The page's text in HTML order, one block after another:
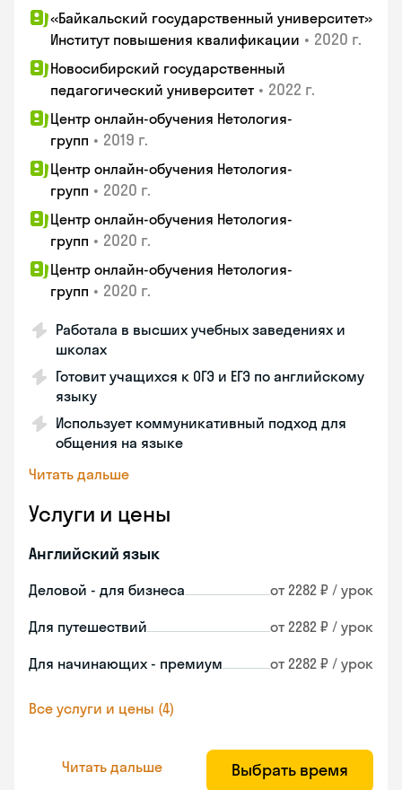
«Байкальский государственный университет»
Институт повышения квалификации • 2020 г.
Новосибирский государственный
педагогический университет • 2022 г.
Центр онлайн-обучения Нетология-
групп • 2019 г.
Центр онлайн-обучения Нетология-
групп • 2020 г.
Центр онлайн-обучения Нетология-
групп • 2020 г.
Центр онлайн-обучения Нетология-
групп • 2020 г.
Работала в высших учебных заведениях и
школах
Готовит учащихся к ОГЭ и ЕГЭ по английскому
языку
Использует коммуникативный подход для
общения на языке
Читать дальше
Услуги и цены
Английский язык
Деловой - для бизнеса от 2282 ₽ / урок
Для путешествий от 2282 ₽ / урок
Для начинающих - премиум от 2282 ₽ / урок
Все услуги и цены (4)
Читать дальше Выбрать время